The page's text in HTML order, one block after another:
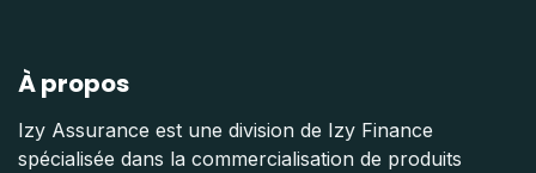
À propos
Izy Assurance est une division de Izy Finance
spécialisée dans la commercialisation de produits